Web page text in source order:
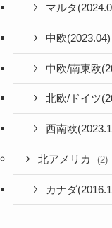
マルタ
中欧(2023.04)
中欧/南東欧
北欧/ドイツ
西南欧
北アメリカ (2)
カナダ